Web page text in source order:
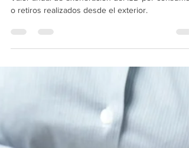
Informativos IFS Group
20 dic 2021
2 min de lectura
Valor anual de exoneración del
realizados desde el exterior.
o retiros realizados desde el exterior.